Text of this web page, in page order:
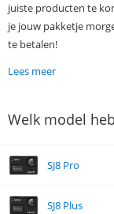
juiste producten te
je jouw pakketje
te betalen!
Lees meer
Welk model
SJ8 Pro
SJ8 Plus